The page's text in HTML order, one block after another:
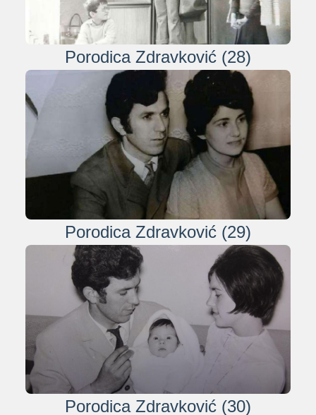
Porodica Zdravković (28)
Porodica Zdravković (29)
Porodica Zdravković (30)